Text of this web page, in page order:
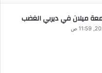
ميلان في ديربي الغضب